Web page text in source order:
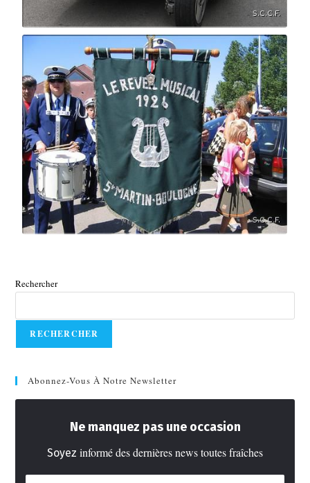
Rechercher
RECHERCHER
Abonnez-Vous À Notre Newsletter
Ne manquez pas une occasion
Soyez informé des dernières news toutes fraîches